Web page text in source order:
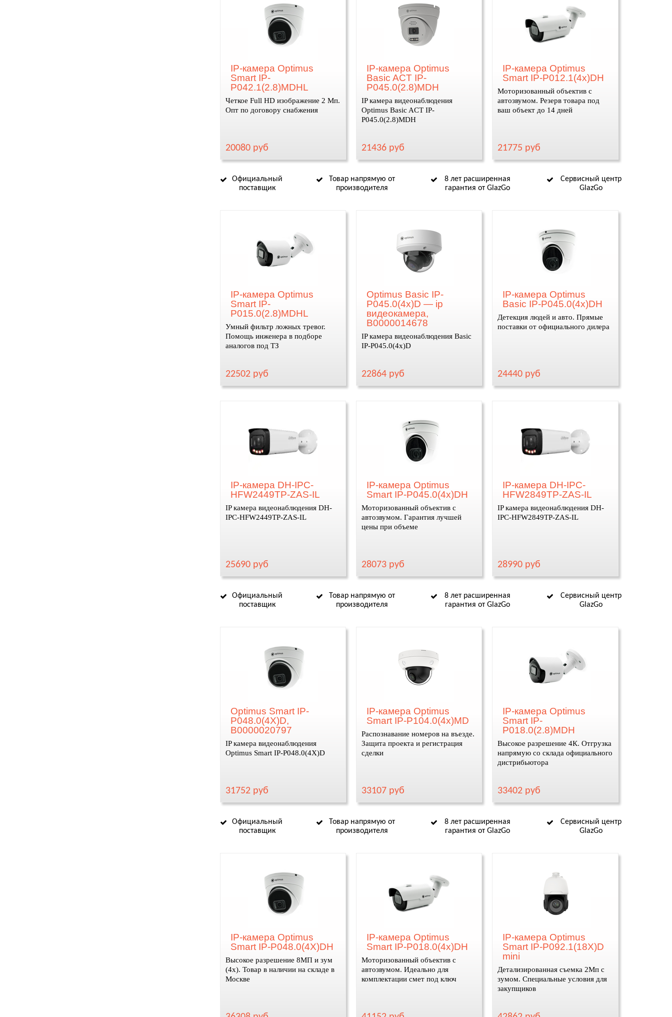
IP-камера Optimus
Smart IP-
P042.1(2.8)MDHL
Четкое Full HD изображение 2 Мп.
Опт по договору снабжения
20080 руб
IP-камера Optimus
Basic ACT IP-
P045.0(2.8)MDH
IP камера видеонаблюдения
Optimus Basic ACT IP-
P045.0(2.8)MDH
21436 руб
IP-камера Optimus
Smart IP-P012.1(4x)DH
Моторизованный объектив с
автозвумом. Резерв товара под
ваш объект до 14 дней
21775 руб
Официальный
поставщик
Товар напрямую от
производителя
8 лет расширенная
гарантия от GlazGo
Сервисный центр
GlazGo
IP-камера Optimus
Smart IP-
P015.0(2.8)MDHL
Умный фильтр ложных тревог.
Помощь инженера в подборе
аналогов под ТЗ
22502 руб
Optimus Basic IP-
P045.0(4x)D — ip
видеокамера,
В0000014678
IP камера видеонаблюдения Basic
IP-P045.0(4x)D
22864 руб
IP-камера Optimus
Basic IP-P045.0(4x)DH
Детекция людей и авто. Прямые
поставки от официального дилера
24440 руб
IP-камера DH-IPC-
HFW2449TP-ZAS-IL
IP камера видеонаблюдения DH-
IPC-HFW2449TP-ZAS-IL
25690 руб
IP-камера Optimus
Smart IP-P045.0(4x)DH
Моторизованный объектив с
автозвумом. Гарантия лучшей
цены при объеме
28073 руб
IP-камера DH-IPC-
HFW2849TP-ZAS-IL
IP камера видеонаблюдения DH-
IPC-HFW2849TP-ZAS-IL
28990 руб
Официальный
поставщик
Товар напрямую от
производителя
8 лет расширенная
гарантия от GlazGo
Сервисный центр
GlazGo
Optimus Smart IP-
P048.0(4X)D,
В0000020797
IP камера видеонаблюдения
Optimus Smart IP-P048.0(4X)D
31752 руб
IP-камера Optimus
Smart IP-P104.0(4x)MD
Распознавание номеров на въезде.
Защита проекта и регистрация
сделки
33107 руб
IP-камера Optimus
Smart IP-
P018.0(2.8)MDH
Высокое разрешение 4К. Отгрузка
напрямую со склада официального
дистрибьютора
33402 руб
Официальный
поставщик
Товар напрямую от
производителя
8 лет расширенная
гарантия от GlazGo
Сервисный центр
GlazGo
IP-камера Optimus
Smart IP-P048.0(4X)DH
Высокое разрешение 8МП и зум
(4х). Товар в наличии на складе в
Москве
IP-камера Optimus
Smart IP-P018.0(4x)DH
Моторизованный объектив с
автозвумом. Идеально для
комплектации смет под ключ
IP-камера Optimus
Smart IP-P092.1(18X)D
mini
Детализированная съемка 2Мп с
зумом. Специальные условия для
закупщиков